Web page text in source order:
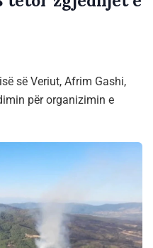
së Veriut, Afrim Gashi,
për organizimin e